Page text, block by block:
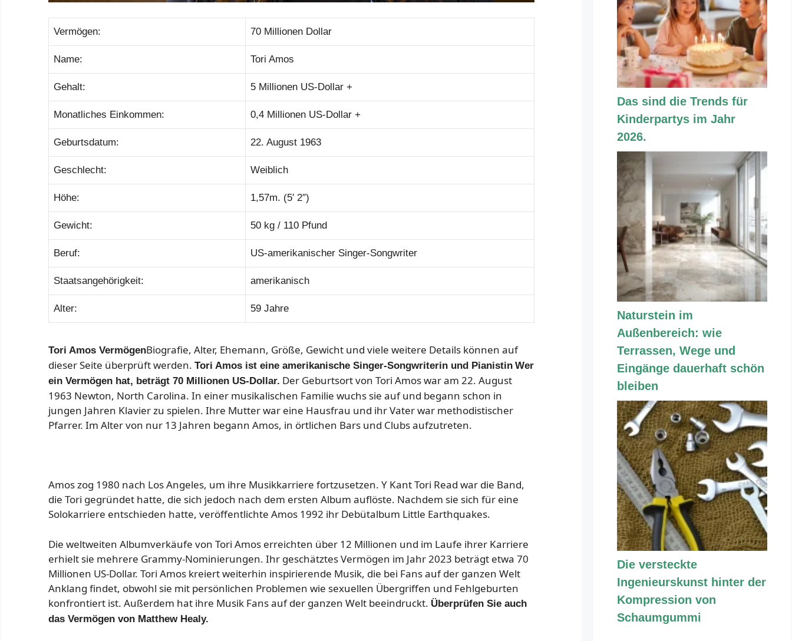
Vermögen: 70 Millionen Dollar
Name: Tori Amos
Gehalt: 5 Millionen US-Dollar +
Monatliches Einkommen: 0,4 Millionen US-Dollar +
Geburtsdatum: 22. August 1963
Geschlecht: Weiblich
Höhe: 1,57m. (5′ 2″)
Gewicht: 50 kg / 110 Pfund
Beruf: US-amerikanischer Singer-Songwriter
Staatsangehörigkeit: amerikanisch
Alter: 59 Jahre
Tori Amos VermögenBiografie, Alter, Ehemann, Größe, Gewicht und viele weitere Details können auf
dieser Seite überprüft werden. Tori Amos ist eine amerikanische Singer-Songwriterin und Pianistin Wer
ein Vermögen hat, beträgt 70 Millionen US-Dollar. Der Geburtsort von Tori Amos war am 22. August
1963 Newton, North Carolina. In einer musikalischen Familie wuchs sie auf und begann schon in
jungen Jahren Klavier zu spielen. Ihre Mutter war eine Hausfrau und ihr Vater war methodistischer
Pfarrer. Im Alter von nur 13 Jahren begann Amos, in örtlichen Bars und Clubs aufzutreten.
Amos zog 1980 nach Los Angeles, um ihre Musikkarriere fortzusetzen. Y Kant Tori Read war die Band,
die Tori gegründet hatte, die sich jedoch nach dem ersten Album auflöste. Nachdem sie sich für eine
Solokarriere entschieden hatte, veröffentlichte Amos 1992 ihr Debütalbum Little Earthquakes.
Die weltweiten Albumverkäufe von Tori Amos erreichten über 12 Millionen und im Laufe ihrer Karriere
erhielt sie mehrere Grammy-Nominierungen. Ihr geschätztes Vermögen im Jahr 2023 beträgt etwa 70
Millionen US-Dollar. Tori Amos kreiert weiterhin inspirierende Musik, die bei Fans auf der ganzen Welt
Anklang findet, obwohl sie mit persönlichen Problemen wie sexuellen Übergriffen und Fehlgeburten
konfrontiert ist. Außerdem hat ihre Musik Fans auf der ganzen Welt beeindruckt. Überprüfen Sie auch
das Vermögen von Matthew Healy.
Das sind die Trends für
Kinderpartys im Jahr
2026.
Naturstein im
Außenbereich: wie
Terrassen, Wege und
Eingänge dauerhaft schön
bleiben
Die versteckte
Ingenieurskunst hinter der
Kompression von
Schaumgummi